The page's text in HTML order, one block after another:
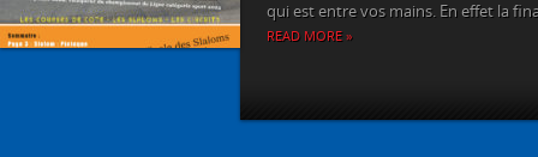
qui est entre vos mains. En effet la
READ MORE »